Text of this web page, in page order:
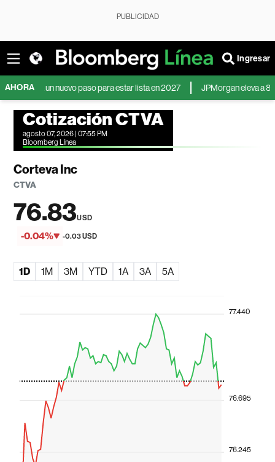
PUBLICIDAD
Ingresar
AHORA
un nuevo paso para estar lista en 2027 JPMorgan eleva a 8.000
Cotización CTVA
agosto 07, 2026 | 07:55 PM
Bloomberg Línea
Corteva Inc
CTVA
76.83USD
-0.04% -0.03 USD
1D 1M 3M YTD 1A 3A 5A
76.245
76.695
77.440